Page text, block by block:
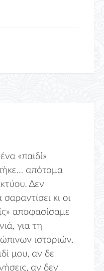
«παιδί»
απότομα
Δεν
κι οι
αποφασίσαμε
για τη
ιστοριών.
μου, αν δε
αν δεν